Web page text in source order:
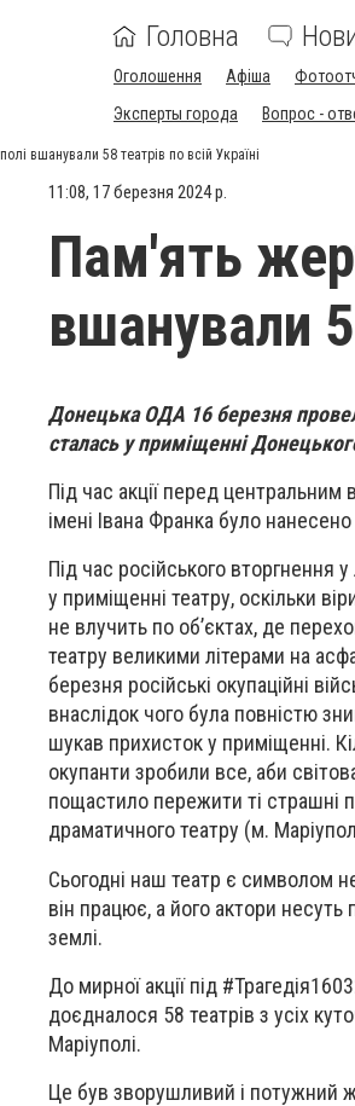
Головна
Оголошення Афіша
Эксперты города
Вопрос -
вшанували 58 театрів по всій Україні
11:08, 17 березня 2024 р.
Пам'ять
вшанували
Донецька ОДА 16 березня
сталась у приміщенні
Під час акції перед
імені Івана Франка було
Під час російського вторгнення
у приміщенні театру, оскільки
не влучить по об’єктах, де
театру великими літерами на
березня російські окупаційні
внаслідок чого була повністю
шукав прихисток у приміщенні.
окупанти зробили все, аби
пощастило пережити ті страшні
драматичного театру (м.
Сьогодні наш театр є символом
він працює, а його актори
землі.
До мирної акції під
доєдналося 58 театрів з усіх
Маріуполі.
Це був зворушливий і потужний